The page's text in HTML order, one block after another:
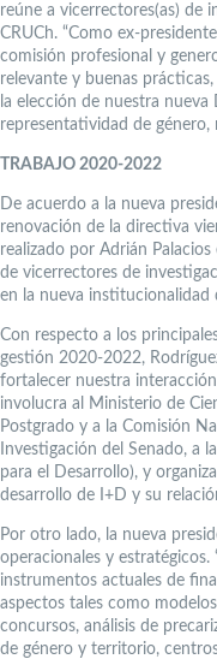
reúne a vicerrectores(as) de
CRUCh. “Como ex-
comisión profesional y
relevante y buenas
la elección de nuestra
representatividad de género,
TRABAJO 2020-2022
De acuerdo a la nueva
renovación de la directiva
realizado por Adrián
de vicerrectores de
en la nueva institucionalidad
Con respecto a los
gestión 2020-2022,
fortalecer nuestra
involucra al Ministerio de
Postgrado y a la Comisión
Investigación del Senado, a
para el Desarrollo), y
desarrollo de I+D y su
Por otro lado, la nueva
operacionales y
instrumentos actuales de
aspectos tales como
concursos, análisis de
de género y territorio,